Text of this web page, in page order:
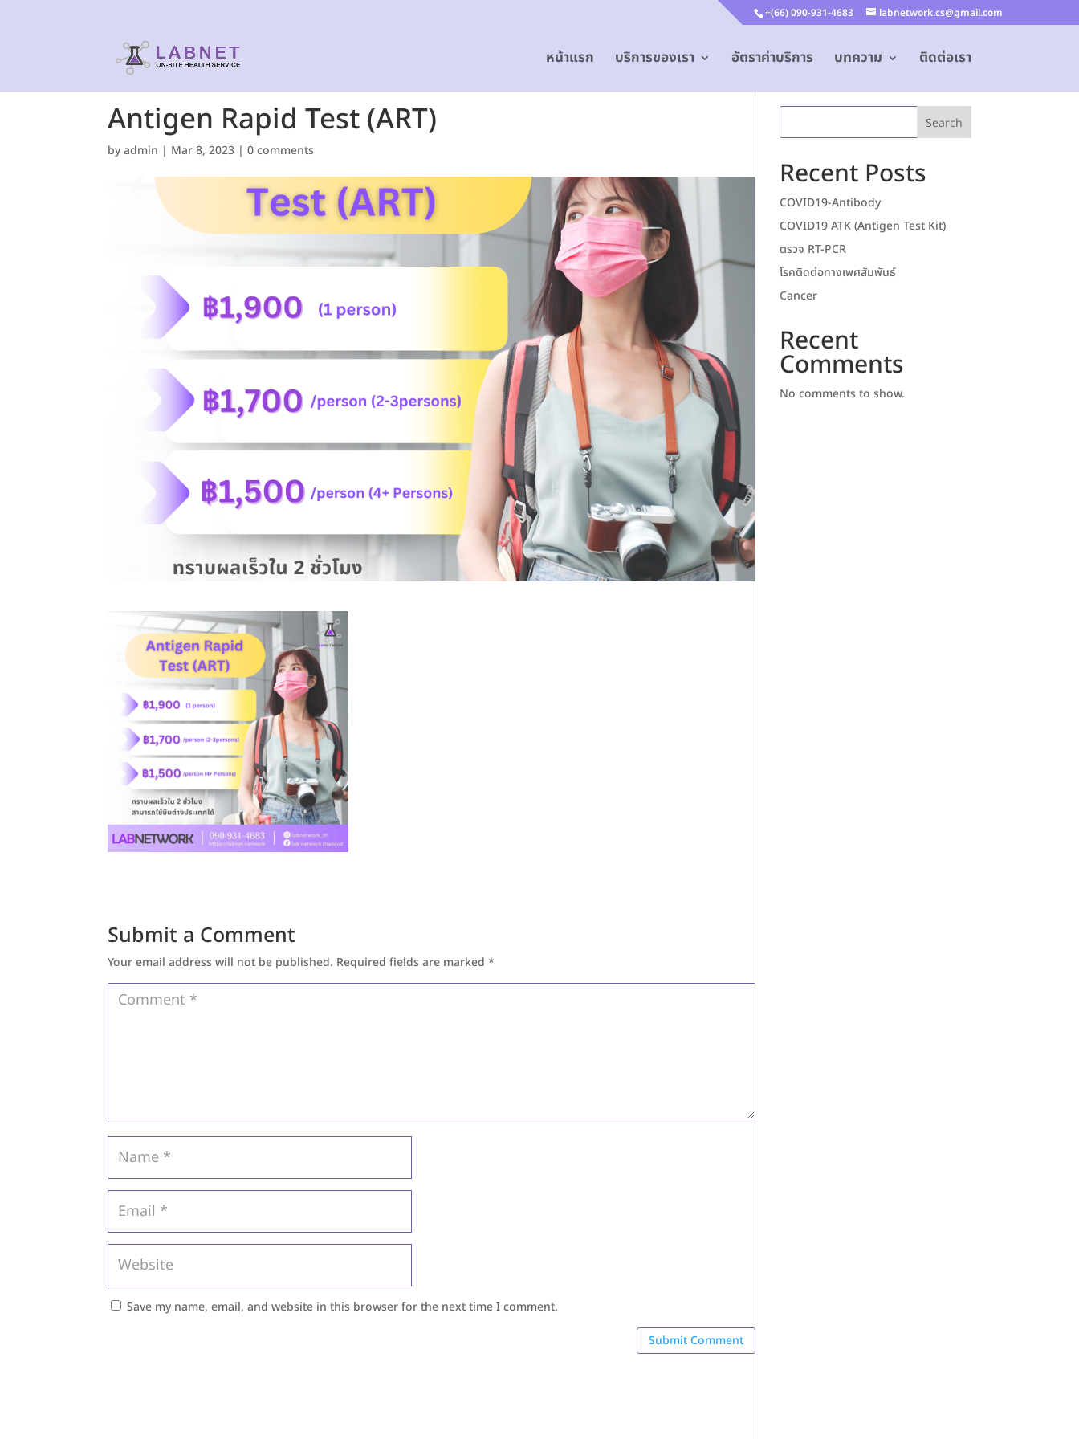
+(66) 090-931-4683 labnetwork.cs@gmail.com
หน้าแรก บริการของเรา อัตราค่าบริการ บทความ ติดต่อเรา
Antigen Rapid Test (ART)
byadmin | Mar 8, 2023 |0 comments
Submit a Comment
Your email address will not be published. Required fields are marked*
Save my name, email, and website in this browser for the next time I comment.
Search
Recent Posts
COVID19-Antibody
COVID19 ATK (Antigen Test Kit)
ตรวจ RT-PCR
โรคติดต่อทางเพศสัมพันธ์
Cancer
Recent
Comments
No comments to show.